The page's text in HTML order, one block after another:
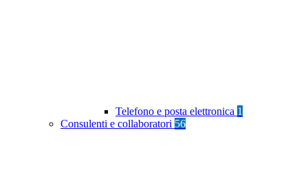
Telefono e posta elettronica 1
Consulenti e collaboratori 56